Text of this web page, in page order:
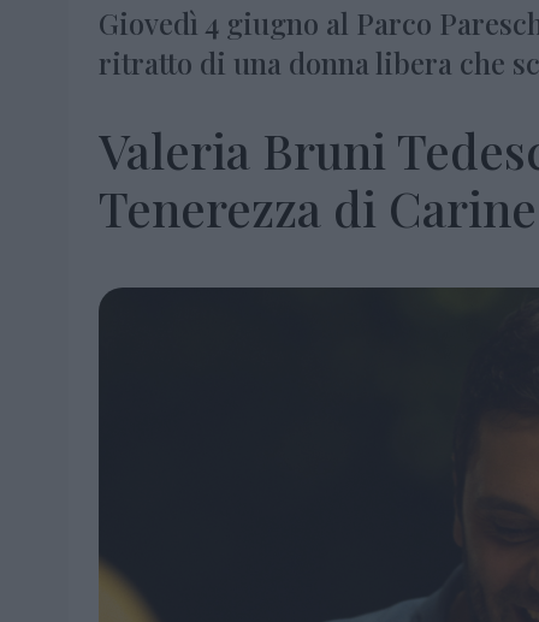
Giovedì 4 giugno al Parco
ritratto di una donna libera che
Valeria Bruni
Tenerezza di